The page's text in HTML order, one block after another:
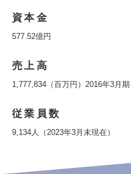
資本金
577.52億円
売上高
1,777,834（百万円）2016年3月期
従業員数
9,134人（2023年3月末現在）